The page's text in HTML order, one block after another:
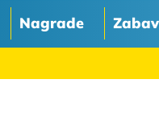
Nagrade